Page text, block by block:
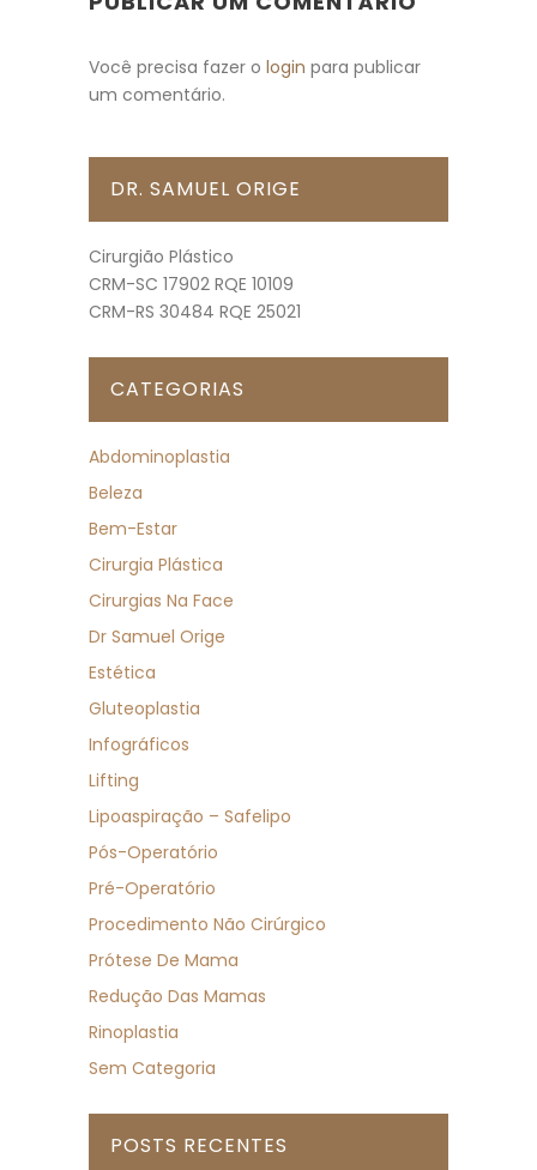
Você precisa fazer o login para publicar
um comentário.
DR. SAMUEL ORIGE
Cirurgião Plástico
CRM-SC 17902 RQE 10109
CRM-RS 30484 RQE 25021
CATEGORIAS
Abdominoplastia
Beleza
Bem-Estar
Cirurgia Plástica
Cirurgias Na Face
Dr Samuel Orige
Estética
Gluteoplastia
Infográficos
Lifting
Lipoaspiração – Safelipo
Pós-Operatório
Pré-Operatório
Procedimento Não Cirúrgico
Prótese De Mama
Redução Das Mamas
Rinoplastia
Sem Categoria
POSTS RECENTES